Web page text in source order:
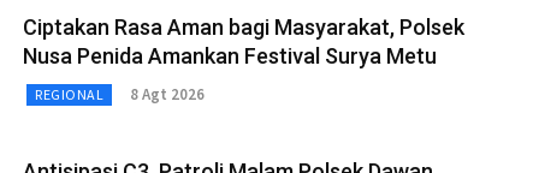
Ciptakan Rasa Aman bagi Masyarakat, Polsek
Nusa Penida Amankan Festival Surya Metu
REGIONAL 8 Agt 2026